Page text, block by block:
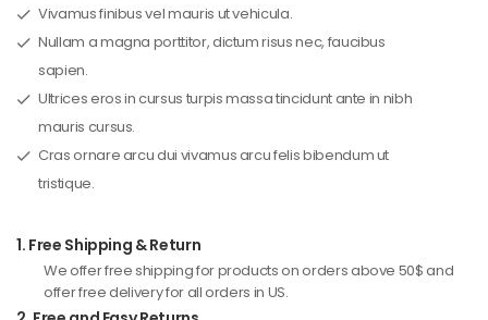
Vivamus finibus vel mauris ut vehicula.
Nullam a magna porttitor, dictum risus nec, faucibus
sapien.
Ultrices eros in cursus turpis massa tincidunt ante in nibh
mauris cursus.
Cras ornare arcu dui vivamus arcu felis bibendum ut
tristique.
1. Free Shipping & Return
We offer free shipping for products on orders above 50$ and
offer free delivery for all orders in US.